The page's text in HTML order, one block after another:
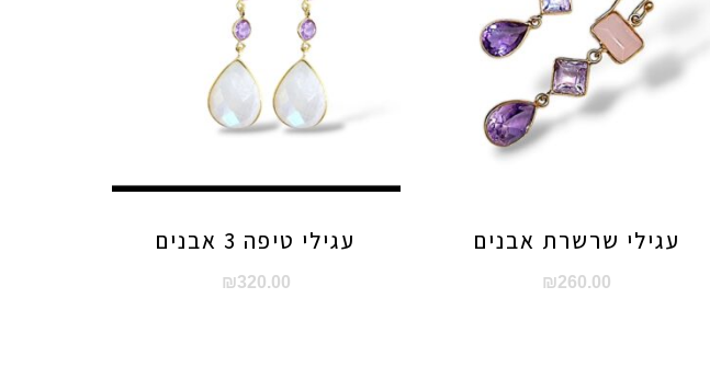
עגילי טיפה 3 אבנים
₪320.00
עגילי שרשרת אבנים
₪260.00